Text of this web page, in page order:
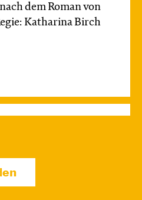
dem Roman von
Katharina Birch
2.0
dem Roman von